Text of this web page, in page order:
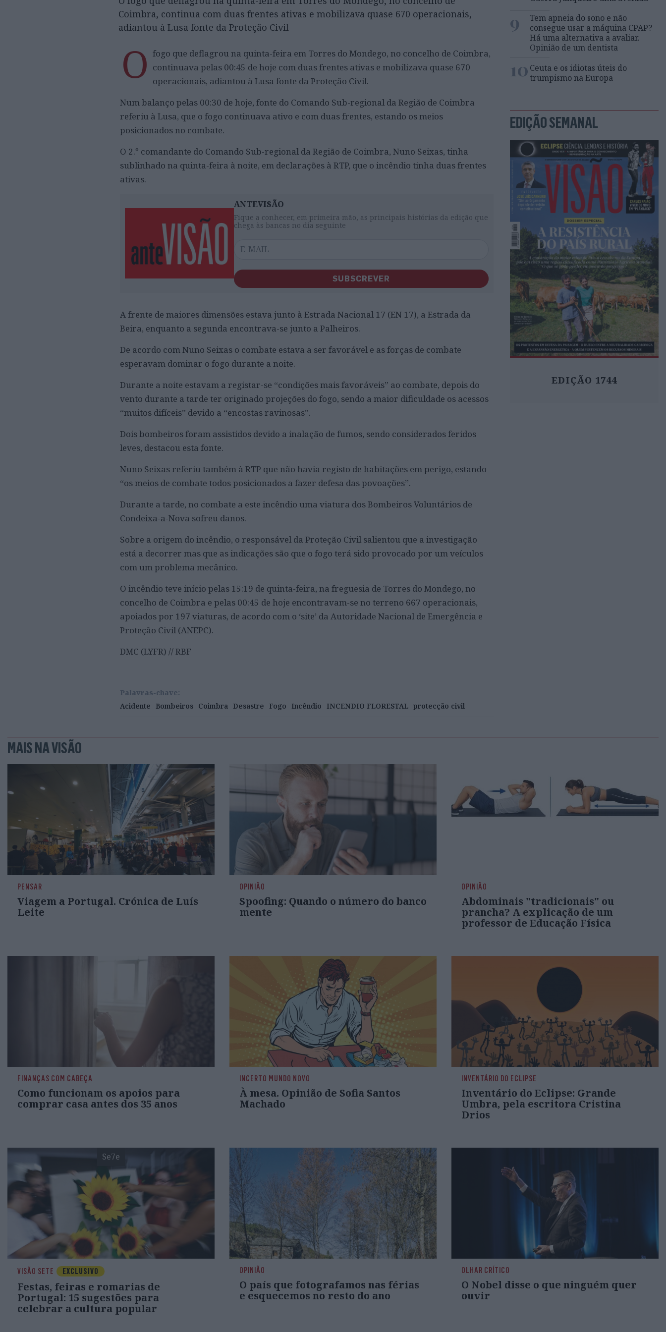
Coimbra, continua com duas frentes ativas e mobilizava quase 670 operacionais,
adiantou à Lusa fonte da Proteção Civil
O fogo que deflagrou na quinta-feira em Torres do Mondego, no concelho de Coimbra,
continuava pelas 00:45 de hoje com duas frentes ativas e mobilizava quase 670
operacionais, adiantou à Lusa fonte da Proteção Civil.
Num balanço pelas 00:30 de hoje, fonte do Comando Sub-regional da Região de Coimbra
referiu à Lusa, que o fogo continuava ativo e com duas frentes, estando os meios
posicionados no combate.
O 2.º comandante do Comando Sub-regional da Região de Coimbra, Nuno Seixas, tinha
sublinhado na quinta-feira à noite, em declarações à RTP, que o incêndio tinha duas frentes
ativas.
ANTEVISÃO
Fique a conhecer, em primeira mão, as principais histórias da edição que
chega às bancas no dia seguinte
SUBSCREVER
A frente de maiores dimensões estava junto à Estrada Nacional 17 (EN 17), a Estrada da
Beira, enquanto a segunda encontrava-se junto a Palheiros.
De acordo com Nuno Seixas o combate estava a ser favorável e as forças de combate
esperavam dominar o fogo durante a noite.
Durante a noite estavam a registar-se “condições mais favoráveis” ao combate, depois do
vento durante a tarde ter originado projeções do fogo, sendo a maior dificuldade os acessos
“muitos difíceis” devido a “encostas ravinosas”.
Dois bombeiros foram assistidos devido a inalação de fumos, sendo considerados feridos
leves, destacou esta fonte.
Nuno Seixas referiu também à RTP que não havia registo de habitações em perigo, estando
“os meios de combate todos posicionados a fazer defesa das povoações”.
Durante a tarde, no combate a este incêndio uma viatura dos Bombeiros Voluntários de
Condeixa-a-Nova sofreu danos.
Sobre a origem do incêndio, o responsável da Proteção Civil salientou que a investigação
está a decorrer mas que as indicações são que o fogo terá sido provocado por um veículos
com um problema mecânico.
O incêndio teve início pelas 15:19 de quinta-feira, na freguesia de Torres do Mondego, no
concelho de Coimbra e pelas 00:45 de hoje encontravam-se no terreno 667 operacionais,
apoiados por 197 viaturas, de acordo com o ‘site’ da Autoridade Nacional de Emergência e
Proteção Civil (ANEPC).
DMC (LYFR) // RBF
Palavras-chave:
Acidente
Bombeiros Coimbra Desastre Fogo Incêndio INCENDIO FLORESTAL protecção civil
9
Tem apneia do sono e não
consegue usar a máquina CPAP?
Há uma alternativa a avaliar.
Opinião de um dentista
10 Ceuta e os idiotas úteis do
trumpismo na Europa
EDIÇÃO SEMANAL
EDIÇÃO 1744
MAIS NA VISÃO
PENSAR
Viagem a Portugal. Crónica de Luís
Leite
OPINIÃO
Spoofing: Quando o número do banco
mente
OPINIÃO
Abdominais "tradicionais" ou
prancha? A explicação de um
professor de Educação Física
FINANÇAS COM CABEÇA
Como funcionam os apoios para
comprar casa antes dos 35 anos
INCERTO MUNDO NOVO
À mesa. Opinião de Sofia Santos
Machado
INVENTÁRIO DO ECLIPSE
Inventário do Eclipse: Grande
Umbra, pela escritora Cristina
Drios
Se7e
VISÃO SETE EXCLUSIVO
Festas, feiras e romarias de
Portugal: 15 sugestões para
celebrar a cultura popular
OPINIÃO
O país que fotografamos nas férias
e esquecemos no resto do ano
OLHAR CRÍTICO
O Nobel disse o que ninguém quer
ouvir